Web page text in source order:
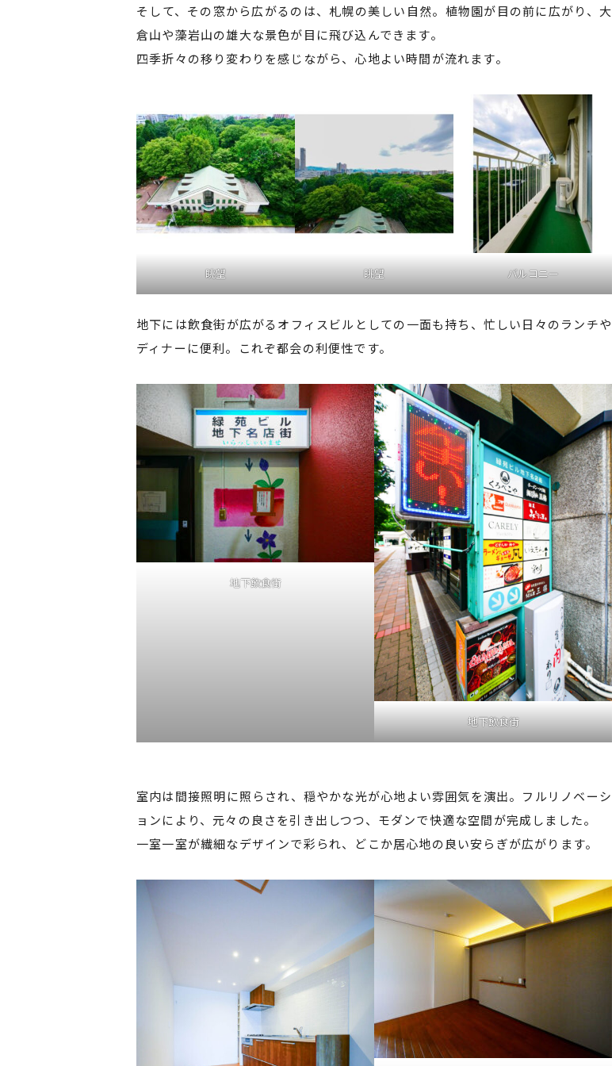
そして、その窓から広がるのは、札幌の美しい自然。植物園が目の前に広がり、大
倉山や藻岩山の雄大な景色が目に飛び込んできます。
四季折々の移り変わりを感じながら、心地よい時間が流れます。
眺望 眺望 バルコニー
地下には飲食街が広がるオフィスビルとしての一面も持ち、忙しい日々のランチや
ディナーに便利。これぞ都会の利便性です。
地下飲食街
地下飲食街
室内は間接照明に照らされ、穏やかな光が心地よい雰囲気を演出。フルリノベーシ
ョンにより、元々の良さを引き出しつつ、モダンで快適な空間が完成しました。
一室一室が繊細なデザインで彩られ、どこか居心地の良い安らぎが広がります。